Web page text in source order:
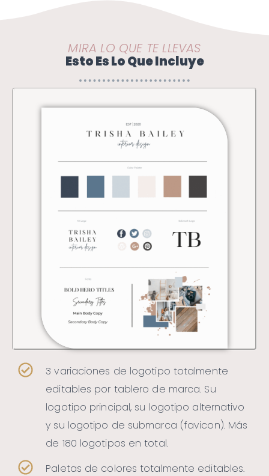
MIRA LO QUE TE LLEVAS
Esto Es Lo Que Incluye
3 variaciones de logotipo totalmente
editables por tablero de marca. Su
logotipo principal, su logotipo alternativo
y su logotipo de submarca (favicon). Más
de 180 logotipos en total.
Paletas de colores totalmente editables.